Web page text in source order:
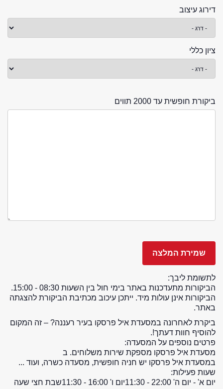
דירוג עיצוב
ציון כללי
ביקורת חופשית עד 2000 תווים
לתשומת ליבך:
הביקורות מתעדכנות באתר בימי חול בין השעות 08:30 - 15:00.
הביקורות אינן עולות מיד. ייתכן עיכוב מכתיבת הביקורת להצגתה
באתר.
ביקרת לאחרונה במסעדת איל פרסקו בעיר רעננה? – זה המקום
להוסיף חוות דעתך!.
פרטים נוספים על המסעדה:
מסעדת איל פרסקו מספקת שירות משלוחים. ב
במסעדת איל פרסקו יש חניה חופשית, מסעדה כשרה, ועוד ...
שעות פעילות:
יום א' - יום ה' 22:00 - 11:30
יום ו' 16:00 - 11:30
שבת חצי שעה